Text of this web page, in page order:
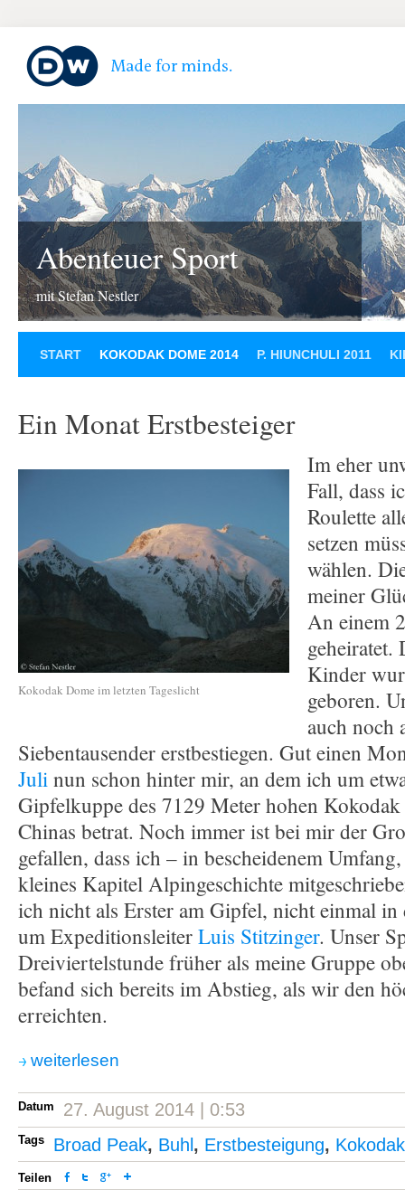
Abenteuer Sport
mit Stefan Nestler
START KOKODAK DOME 2014 P. HIUNCHULI 2011
Ein Monat Erstbesteiger
Kokodak Dome im letzten Tageslicht
Im eher
Fall, dass
Roulette
setzen
wählen.
meiner
An einem
Kinder
geboren.
auch noch
Siebentausender erstbestiegen. Gut einen
Julinun schon hinter mir, an dem ich um
Gipfelkuppe des 7129 Meter hohen
Chinas betrat. Noch immer ist bei mir der
gefallen, dass ich – in bescheidenem
kleines Kapitel Alpingeschichte
ich nicht als Erster am Gipfel, nicht einmal in
um ExpeditionsleiterLuis Stitzinger. Unser
Dreiviertelstunde früher als meine Gruppe
befand sich bereits im Abstieg, als wir den
erreichten.
weiterlesen
Datum 27. August 2014 | 0:53
Tags Broad Peak, Buhl , Erstbesteigung,
Teilen